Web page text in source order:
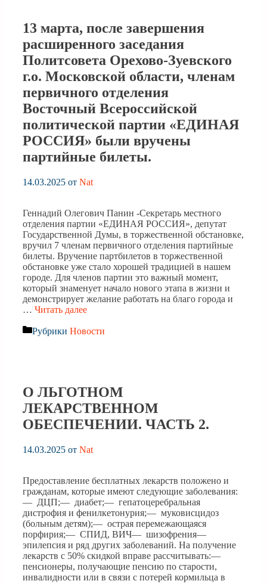
13 марта, после завершения
расширенного заседания
Политсовета Орехово-Зуевского
г.о. Московской области, членам
первичного отделения
Восточный Всероссийской
политической партии «ЕДИНАЯ
РОССИЯ» были вручены
партийные билеты.
14.03.2025 от Nat
Геннадий Олегович Панин -Секретарь местного
отделения партии «ЕДИНАЯ РОССИЯ», депутат
Государственной Думы, в торжественной обстановке,
вручил 7 членам первичного отделения партийные
билеты. Вручение партбилетов в торжественной
обстановке уже стало хорошей традицией в нашем
городе. Для членов партии это важный момент,
который знаменует начало нового этапа в жизни и
демонстрирует желание работать на благо города и
… Читать далее
Рубрики Новости
О ЛЬГОТНОМ
ЛЕКАРСТВЕННОМ
ОБЕСПЕЧЕНИИ. ЧАСТЬ 2.
14.03.2025 от Nat
Предоставление бесплатных лекарств положено и
гражданам, которые имеют следующие заболевания:
— ДЦП;— диабет;— гепатоцеребральная
дистрофия и фенилкетонурия;— муковисцидоз
(больным детям);— острая перемежающаяся
порфирия;— СПИД, ВИЧ— шизофрения—
эпилепсия и ряд других заболеваний. На получение
лекарств с 50% скидкой вправе рассчитывать:—
пенсионеры, получающие пенсию по старости,
инвалидности или в связи с потерей кормильца в